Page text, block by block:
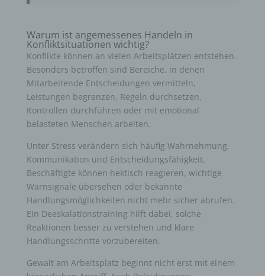
Warum ist angemessenes Handeln in
Konfliktsituationen wichtig?
Konflikte können an vielen Arbeitsplätzen entstehen.
Besonders betroffen sind Bereiche, in denen
Mitarbeitende Entscheidungen vermitteln,
Leistungen begrenzen, Regeln durchsetzen,
Kontrollen durchführen oder mit emotional
belasteten Menschen arbeiten.
Unter Stress verändern sich häufig Wahrnehmung,
Kommunikation und Entscheidungsfähigkeit.
Beschäftigte können hektisch reagieren, wichtige
Warnsignale übersehen oder bekannte
Handlungsmöglichkeiten nicht mehr sicher abrufen.
Ein Deeskalationstraining hilft dabei, solche
Reaktionen besser zu verstehen und klare
Handlungsschritte vorzubereiten.
Gewalt am Arbeitsplatz beginnt nicht erst mit einem